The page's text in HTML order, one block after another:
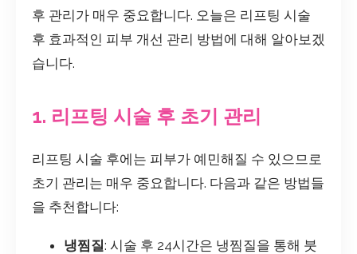
후 관리가 매우 중요합니다. 오늘은 리프팅 시술
후 효과적인 피부 개선 관리 방법에 대해 알아보겠
습니다.
1. 리프팅 시술 후 초기 관리
리프팅 시술 후에는 피부가 예민해질 수 있으므로
초기 관리는 매우 중요합니다. 다음과 같은 방법들
을 추천합니다:
냉찜질: 시술 후 24시간은 냉찜질을 통해 붓